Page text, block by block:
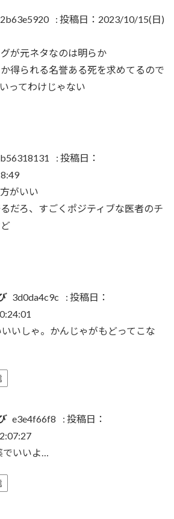
2b63e5920 : 投稿日：2023/10/15(日)
が元ネタなのは明らか
得られる名誉ある死を求めてるので
ってわけじゃない
b56318131 : 投稿日：
がいい
だろ、すごくポジティブな医者のチ
3d0da4c9c : 投稿日：
いしゃ。かんじゃがもどってこな
e3e4f66f8 : 投稿日：
でいいよ…